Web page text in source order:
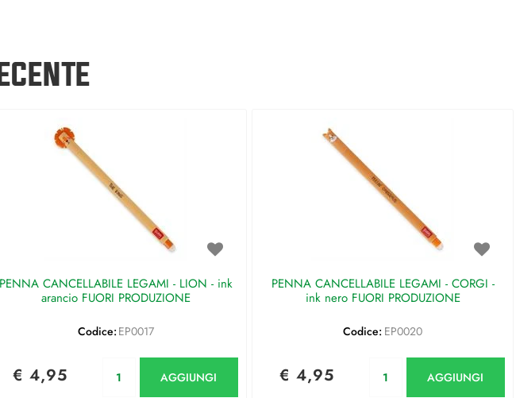
PENNA CANCELLABILE LEGAMI - LION - ink
arancio FUORI PRODUZIONE
Codice: EP0017
€ 4,95 AGGIUNGI
PENNA CANCELLABILE LEGAMI - CORGI -
ink nero FUORI PRODUZIONE
Codice: EP0020
€ 4,95 AGGIUNGI